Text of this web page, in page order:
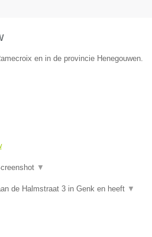
en in de provincie Henegouwen.
▼
de Halmstraat 3 in Genk en heeft ▼